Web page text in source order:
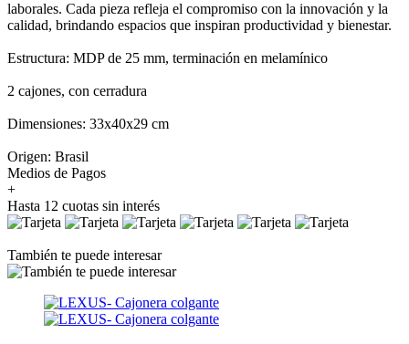
laborales. Cada pieza refleja el compromiso con la innovación y la
calidad, brindando espacios que inspiran productividad y bienestar.
Estructura: MDP de 25 mm, terminación en melamínico
2 cajones, con cerradura
Dimensiones: 33x40x29 cm
Origen: Brasil
Medios de Pagos
+
Hasta 12 cuotas sin interés
También te puede interesar